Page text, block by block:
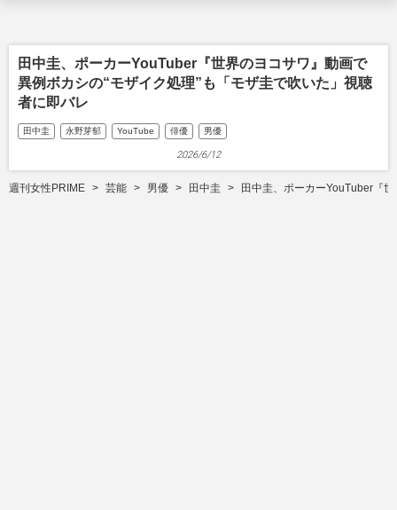
田中圭、ポーカーYouTuber『世界のヨコサワ』動画で
異例ボカシの“モザイク処理”も「モザ圭で吹いた」視聴
者に即バレ
田中圭 永野芽郁 YouTube 俳優 男優
2026/6/12
週刊女性PRIME 芸能 男優 田中圭 田中圭、ポーカーYouTuber『